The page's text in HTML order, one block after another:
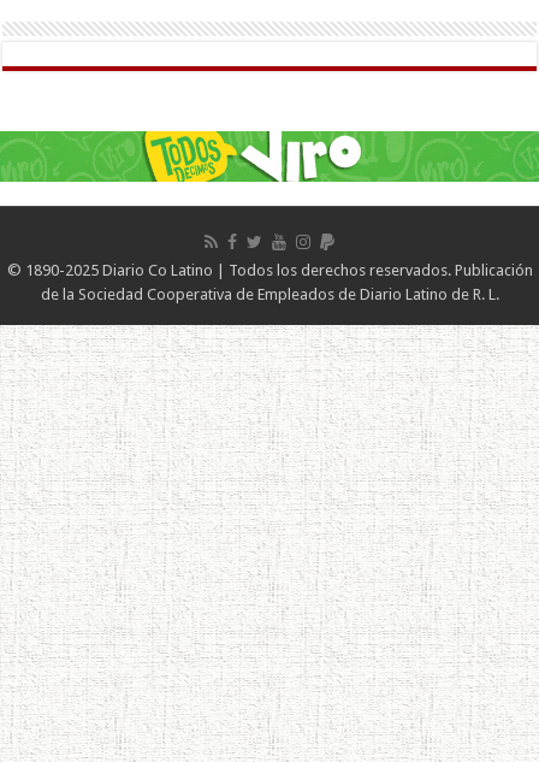
© 1890-2025 Diario Co Latino | Todos los derechos reservados. Publicación
de la Sociedad Cooperativa de Empleados de Diario Latino de R. L.